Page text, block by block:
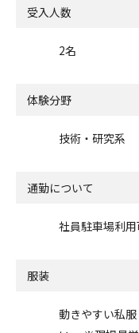
受入人数
2名
体験分野
技術・研究系
通勤について
社員駐車場利
服装
動きやすい私